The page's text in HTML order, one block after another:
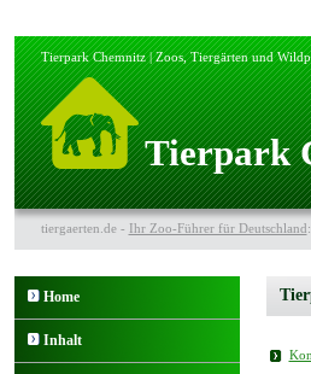
Tierpark Chemnitz | Zoos, Tiergärten und
Tierpark
tiergaerten.de - Ihr Zoo-Führer für Deutschland
Home
Inhalt